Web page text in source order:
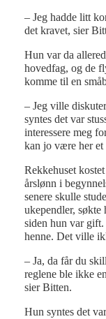
– Jeg hadde litt
det kravet, sier
Hun var da
hovedfag, og de
komme til en
– Jeg ville
syntes det var
interessere meg
kan jo være her et
Rekkehuset
årslønn i
senere skulle
ukependler,
siden hun var
henne. Det ville
– Ja, da får du
reglene ble ikke
sier Bitten.
Hun syntes det